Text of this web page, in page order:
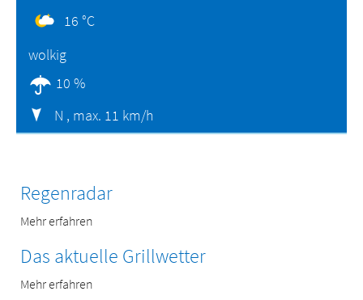
16 °C
wolkig
10 %
N , max. 11 km/h
Regenradar
Mehr erfahren
Das aktuelle Grillwetter
Mehr erfahren